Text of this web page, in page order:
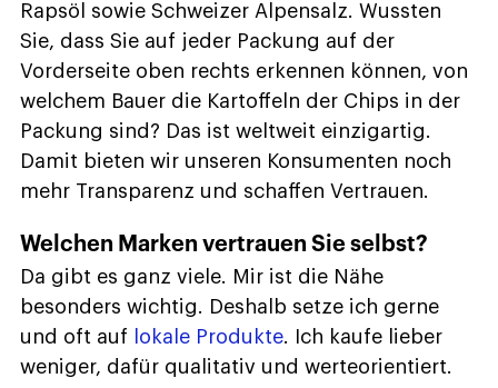
Rapsöl sowie Schweizer Alpensalz. Wussten
Sie, dass Sie auf jeder Packung auf der
Vorderseite oben rechts erkennen können, von
welchem Bauer die Kartoffeln der Chips in der
Packung sind? Das ist weltweit einzigartig.
Damit bieten wir unseren Konsumenten noch
mehr Transparenz und schaffen Vertrauen.
Welchen Marken vertrauen Sie selbst?
Da gibt es ganz viele. Mir ist die Nähe
besonders wichtig. Deshalb setze ich gerne
und oft auf
lokale Produkte. Ich kaufe lieber
weniger, dafür qualitativ und werteorientiert.